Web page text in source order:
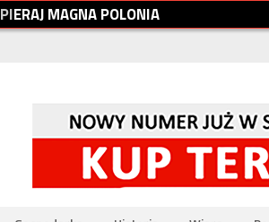
PIERAJMAGNAPOLONIA